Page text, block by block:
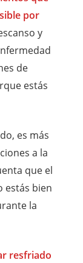
por
y
de
estás
es más
a la
que el
estás bien
la
resfriado